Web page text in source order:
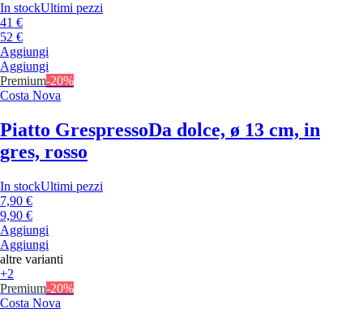
In stockUltimi pezzi
41 €
52 €
Aggiungi
Aggiungi
Premium-20%
Costa Nova
Piatto GrespressoDa dolce, ø 13 cm, in
gres, rosso
In stockUltimi pezzi
7,90 €
9,90 €
Aggiungi
Aggiungi
altre varianti
+2
Premium-20%
Costa Nova